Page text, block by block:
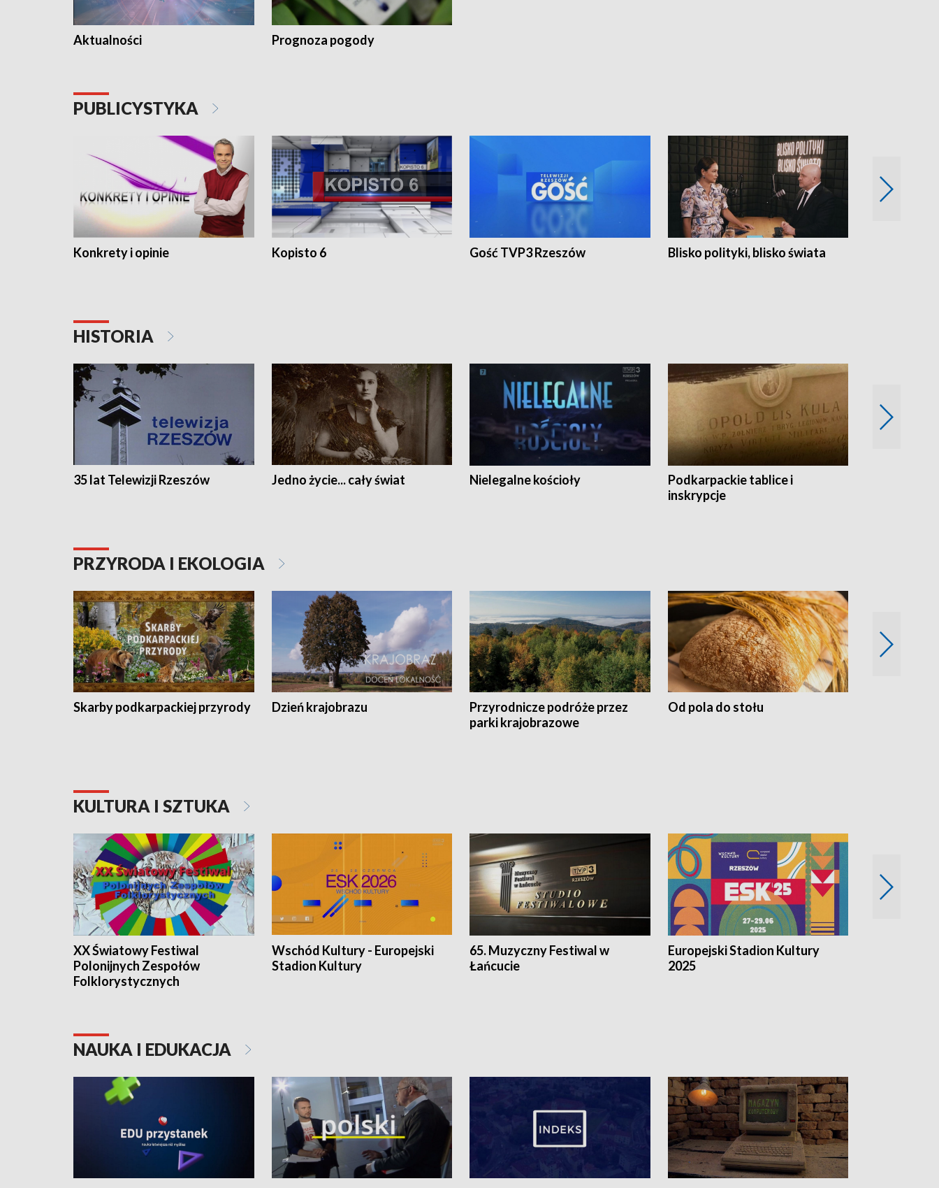
Aktualności Prognoza pogody
PUBLICYSTYKA
Konkrety i opinie Kopisto 6 Gość TVP3 Rzeszów Blisko polityki, blisko świata
HISTORIA
35 lat Telewizji Rzeszów Jedno życie... cały świat Nielegalne kościoły
Podkarpackie tablice i
inskrypcje
PRZYRODA I EKOLOGIA
Skarby podkarpackiej przyrody Dzień krajobrazu
Przyrodnicze podróże przez
parki krajobrazowe
Od pola do stołu
KULTURA I SZTUKA
XX Światowy Festiwal
Polonijnych Zespołów
Folklorystycznych
Wschód Kultury - Europejski
Stadion Kultury
65. Muzyczny Festiwal w
Łańcucie
Europejski Stadion Kultury
2025
NAUKA I EDUKACJA